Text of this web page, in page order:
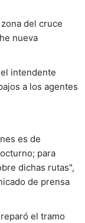
del cruce
nueva
intendente
a los agentes
es de
para
dichas rutas",
de prensa
el tramo